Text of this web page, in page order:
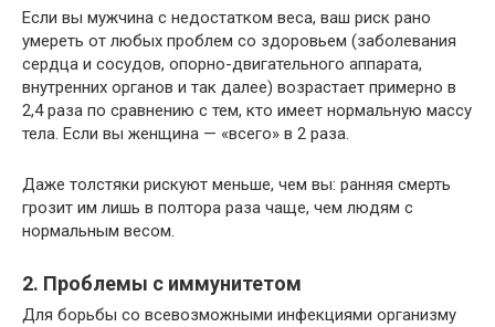
Если вы мужчина с недостатком веса, ваш риск рано
умереть от любых проблем со здоровьем (заболевания
сердца и сосудов, опорно-двигательного аппарата,
внутренних органов и так далее) возрастает примерно в
2,4 раза по сравнению с тем, кто имеет нормальную массу
тела. Если вы женщина — «всего» в 2 раза.
Даже толстяки рискуют меньше, чем вы: ранняя смерть
грозит им лишь в полтора раза чаще, чем людям с
нормальным весом.
2. Проблемы с иммунитетом
Для борьбы со всевозможными инфекциями организму